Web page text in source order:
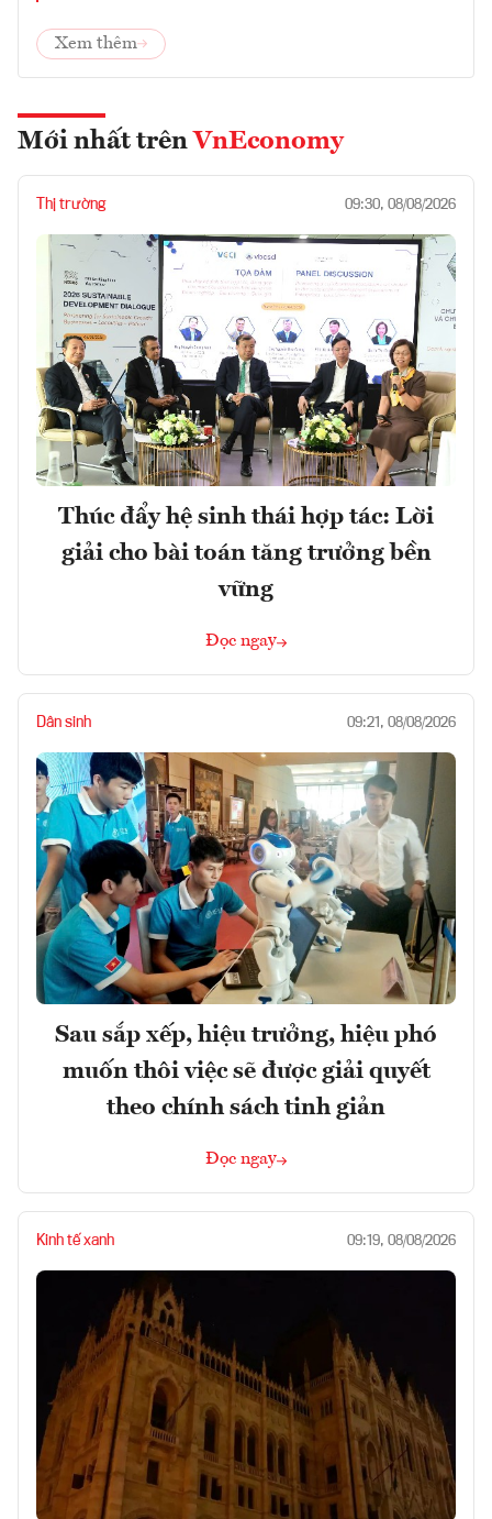
Xem thêm
Mới nhất trên VnEconomy
Thị trường 09:30, 08/08/2026
Thúc đẩy hệ sinh thái hợp tác: Lời
giải cho bài toán tăng trưởng bền
vững
Đọc ngay
Dân sinh 09:21, 08/08/2026
Sau sắp xếp, hiệu trưởng, hiệu phó
muốn thôi việc sẽ được giải quyết
theo chính sách tinh giản
Đọc ngay
Kinh tế xanh 09:19, 08/08/2026